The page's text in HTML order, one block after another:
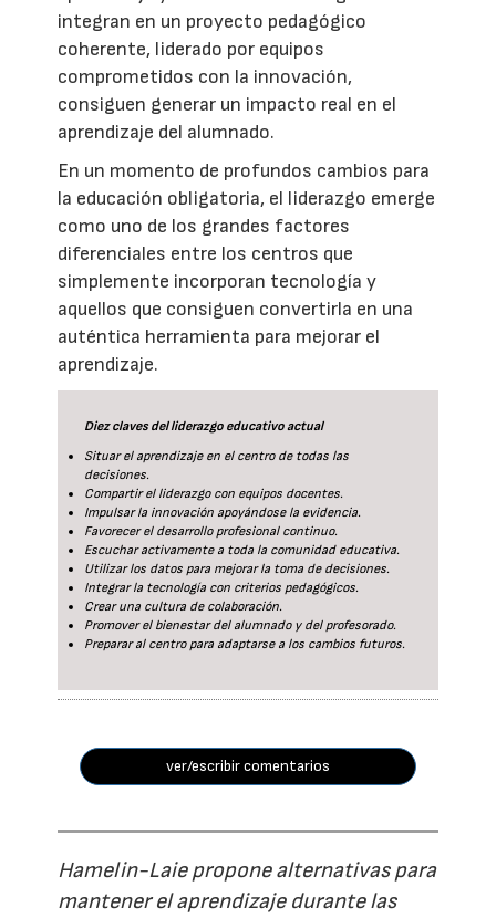
integran en un proyecto pedagógico
coherente, liderado por equipos
comprometidos con la innovación,
consiguen generar un impacto real en el
aprendizaje del alumnado.
En un momento de profundos cambios para
la educación obligatoria, el liderazgo emerge
como uno de los grandes factores
diferenciales entre los centros que
simplemente incorporan tecnología y
aquellos que consiguen convertirla en una
auténtica herramienta para mejorar el
aprendizaje.
Diez claves del liderazgo educativo actual
Situar el aprendizaje en el centro de todas las
decisiones.
Compartir el liderazgo con equipos docentes.
Impulsar la innovación apoyándose la evidencia.
Favorecer el desarrollo profesional continuo.
Escuchar activamente a toda la comunidad educativa.
Utilizar los datos para mejorar la toma de decisiones.
Integrar la tecnología con criterios pedagógicos.
Crear una cultura de colaboración.
Promover el bienestar del alumnado y del profesorado.
Preparar al centro para adaptarse a los cambios futuros.
ver/escribir comentarios
Hamelin-Laie propone alternativas para
mantener el aprendizaje durante las